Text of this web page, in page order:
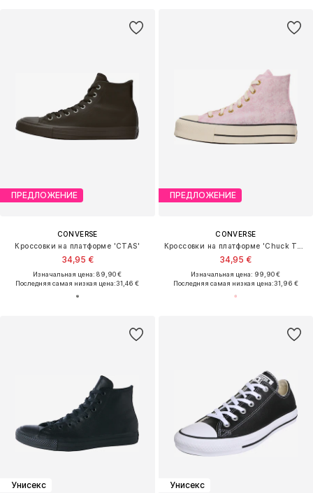
ПРЕДЛОЖЕНИЕ
CONVERSE
Кроссовки на платформе 'CTAS'
34,95 €
Изначальная цена: 89,90 €
Последняя самая низкая цена:31,46 €
ПРЕДЛОЖЕНИЕ
CONVERSE
34,95 €
Изначальная цена: 99,90 €
Последняя самая низкая цена:31,96 €
Унисекс
Унисекс